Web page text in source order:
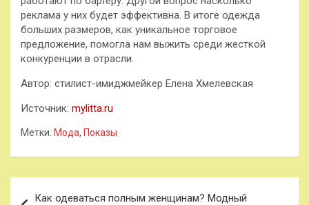
реклама у них будет эффективна. В итоге одежда
больших размеров, как уникальное торговое
предложение, помогла нам выжить среди жесткой
конкуренции в отрасли.
Автор: стилист-имиджмейкер Елена Хмелевская
Источник: mylitta.ru
Метки: Мода, Показы
Как одеваться полным женщинам? Модный